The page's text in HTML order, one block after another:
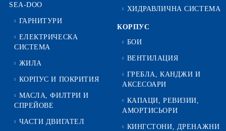
SEA-DOO
ГАРНИТУРИ
ЕЛЕКТРИЧЕСКА
СИСТЕМА
ЖИЛА
КОРПУС И ПОКРИТИЯ
МАСЛА, ФИЛТРИ И
СПРЕЙОВЕ
ЧАСТИ ДВИГАТЕЛ
ХИДРАВЛИЧНА СИСТЕМА
КОРПУС
БОИ
ВЕНТИЛАЦИЯ
ГРЕБЛА, КАНДЖИ И
АКСЕСОАРИ
КАПАЦИ, РЕВИЗИИ,
АМОРТИСЬОРИ
КИНГСТОНИ, ДРЕНАЖНИ